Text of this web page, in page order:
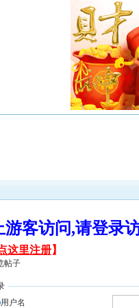
游客访问,请登
这里注册】
帖子
用户名